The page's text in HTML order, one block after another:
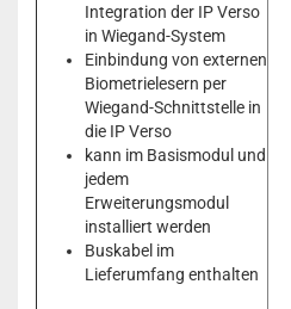
Integration der IP Verso
in Wiegand-System
Einbindung von externen
Biometrielesern per
Wiegand-Schnittstelle in
die IP Verso
kann im Basismodul und
jedem
Erweiterungsmodul
installiert werden
Buskabel im
Lieferumfang enthalten